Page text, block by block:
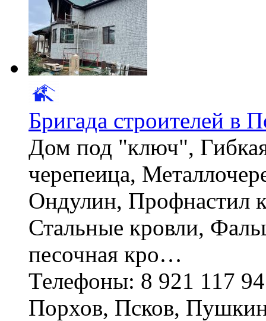
Бригада строителей в
Дом под "ключ",
черепеица,
Ондулин, Профнастил
Стальные кровли,
песочная кро…
Телефоны: 8 921 117
Порхов, Псков,